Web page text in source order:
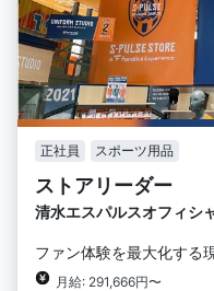
正社員 スポーツ用品
ストアリーダー
清水エスパルスオフィシ
ファン体験を最大化する
月給: 291,666円〜